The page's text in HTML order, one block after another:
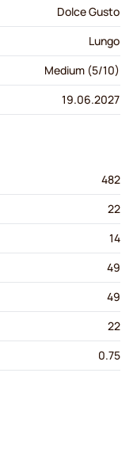
Dolce Gusto
Lungo
Medium (5/10)
19.06.2027
482
22
14
49
49
22
0.75